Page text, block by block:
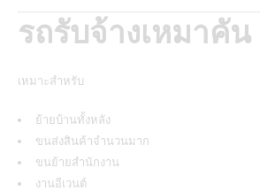
รถรับจ้างเหมาคัน
เหมาะสำหรับ
ย้ายบ้านทั้งหลัง
ขนส่งสินค้าจำนวนมาก
ขนย้ายสำนักงาน
งานอีเวนต์